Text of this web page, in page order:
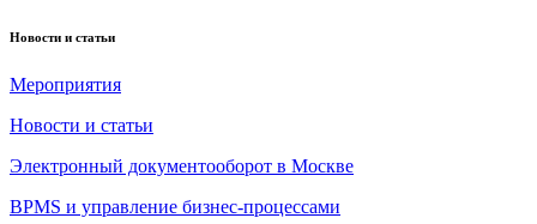
Новости и статьи
Мероприятия
Новости и статьи
Электронный документооборот в Москве
BPMS и управление бизнес-процессами